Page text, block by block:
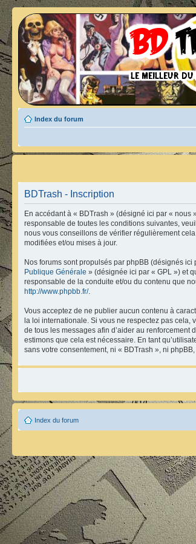
Index du forum
BDTrash - Inscription
En accédant à « BDTrash » (désigné ici par « nous
responsable de toutes les conditions suivantes,
nous vous conseillons de vérifier régulièrement
modifiées et/ou mises à jour.
Nos forums sont propulsés par phpBB (désignés
Publique Générale » (désignée ici par « GPL ») et
responsable de la conduite et/ou du contenu que
http://www.phpbb.fr/.
Vous acceptez de ne publier aucun contenu à
la loi internationale. Si vous ne respectez pas cela,
de tous les messages afin d’aider au renforcement
estimons que cela est nécessaire. En tant
sans votre consentement, ni « BDTrash », ni
Index du forum